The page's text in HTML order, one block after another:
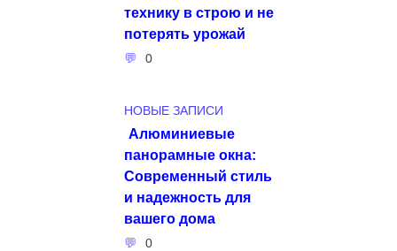
технику в строю и не
потерять урожай
0
НОВЫЕ ЗАПИСИ
Алюминиевые
панорамные окна:
Современный стиль
и надежность для
вашего дома
0